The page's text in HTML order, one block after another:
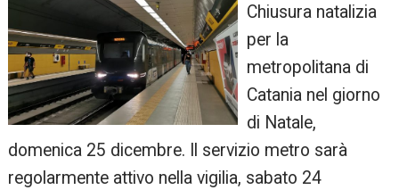
Chiusura natalizia
per la
metropolitana di
Catania nel giorno
di Natale,
domenica 25 dicembre. Il servizio metro sarà
regolarmente attivo nella vigilia, sabato 24